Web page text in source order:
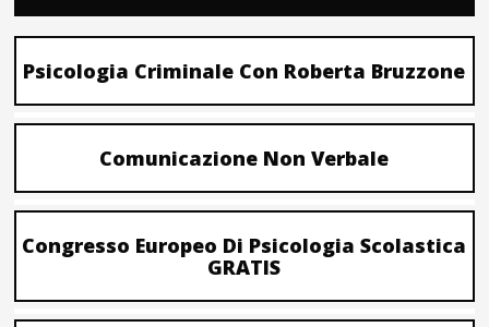
Psicologia Criminale Con Roberta Bruzzone
Comunicazione Non Verbale
Congresso Europeo Di Psicologia Scolastica
GRATIS